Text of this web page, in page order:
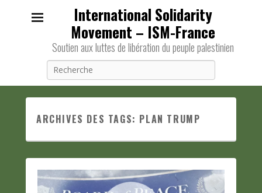
International Solidarity
Movement – ISM-France
Soutien aux luttes de libération du peuple palestinien
ARCHIVES DES TAGS: PLAN TRUMP